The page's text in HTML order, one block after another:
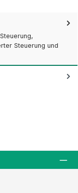
Steuerung und